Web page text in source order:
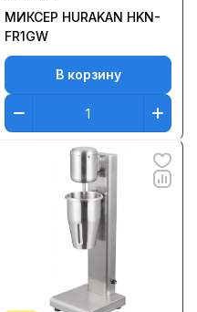
МИКСЕР HURAKAN HKN-
FR1GW
В корзину